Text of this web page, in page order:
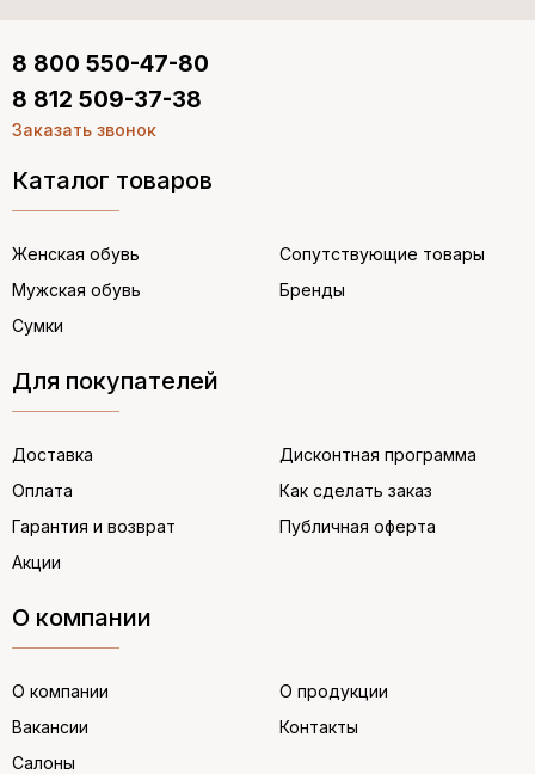
Каталог товаров
Женская обувь
Мужская обувь
Сумки
Сопутствующие товары
Бренды
Для покупателей
Доставка
Оплата
Гарантия и возврат
Акции
Дисконтная программа
Как сделать заказ
Публичная оферта
О компании
О компании
Вакансии
Салоны
О продукции
Контакты
8 800 550-47-80
8 812 509-37-38
Заказать звонок